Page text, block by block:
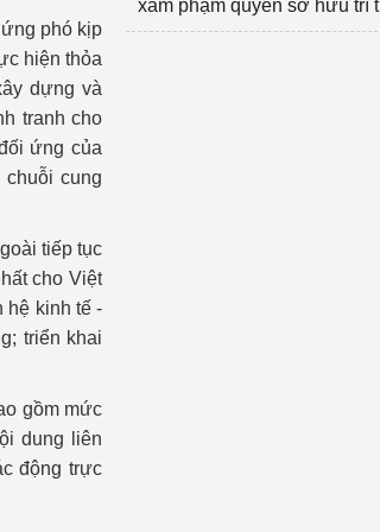
phó kịp
hiện thỏa
dựng và
tranh cho
ứng của
cung
tiếp tục
cho Việt
hệ kinh tế -
triển khai
gồm mức
dung liên
động trực
xâm phạm quyền sở hữu trí